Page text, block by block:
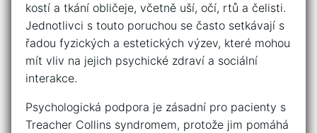
kostí a tkání obličeje, včetně uší, očí, rtů a čelisti.
Jednotlivci ​s ​touto ⁤poruchou se často ⁢setkávají s
řadou fyzických a estetických výzev, které mohou
mít vliv na jejich psychické ⁣zdraví a sociální
‍interakce.
Psychologická podpora je zásadní ⁢pro pacienty s
Treacher⁢ Collins syndromem, protože jim pomáhá